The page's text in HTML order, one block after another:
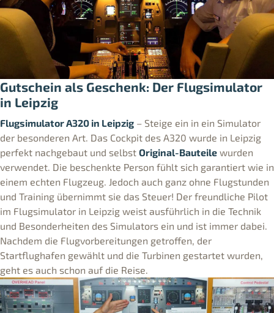
Gutschein als Geschenk: Der Flugsimulator
in Leipzig
Flugsimulator A320 in Leipzig – Steige ein in ein Simulator
der besonderen Art. Das Cockpit des A320 wurde in Leipzig
perfekt nachgebaut und selbst Original-Bauteile wurden
verwendet. Die beschenkte Person fühlt sich garantiert wie in
einem echten Flugzeug. Jedoch auch ganz ohne Flugstunden
und Training übernimmt sie das Steuer! Der freundliche Pilot
im Flugsimulator in Leipzig weist ausführlich in die Technik
und Besonderheiten des Simulators ein und ist immer dabei.
Nachdem die Flugvorbereitungen getroffen, der
Startflughafen gewählt und die Turbinen gestartet wurden,
geht es auch schon auf die Reise.